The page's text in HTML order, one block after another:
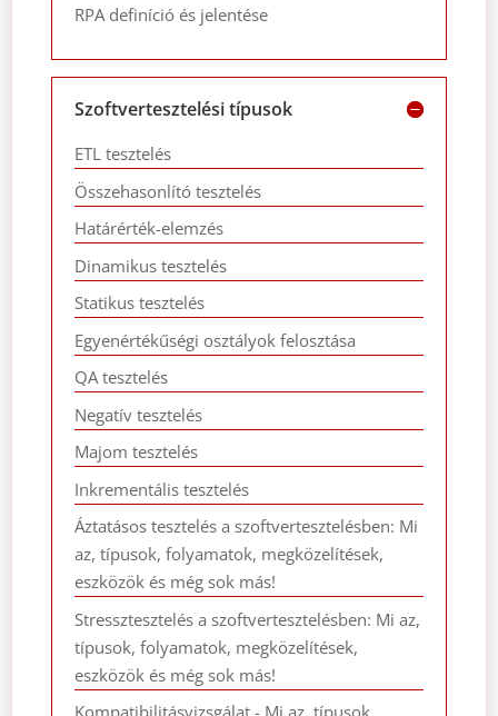
RPA definíció és jelentése
Szoftvertesztelési típusok
ETL tesztelés
Összehasonlító tesztelés
Határérték-elemzés
Dinamikus tesztelés
Statikus tesztelés
Egyenértékűségi osztályok felosztása
QA tesztelés
Negatív tesztelés
Majom tesztelés
Inkrementális tesztelés
Áztatásos tesztelés a szoftvertesztelésben: Mi
az, típusok, folyamatok, megközelítések,
eszközök és még sok más!
Stressztesztelés a szoftvertesztelésben: Mi az,
típusok, folyamatok, megközelítések,
eszközök és még sok más!